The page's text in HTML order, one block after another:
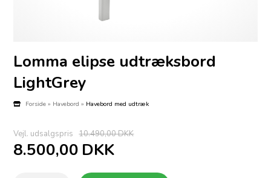
Lomma elipse udtræksbord
LightGrey
Forside » Havebord » Havebord med udtræk
Vejl. udsalgspris 10.490,00 DKK
8.500,00 DKK